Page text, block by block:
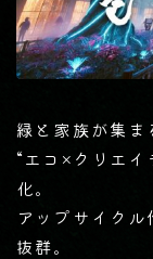
緑と家族が集ま
“エコ×クリエ
化。
アップサイク
抜群。